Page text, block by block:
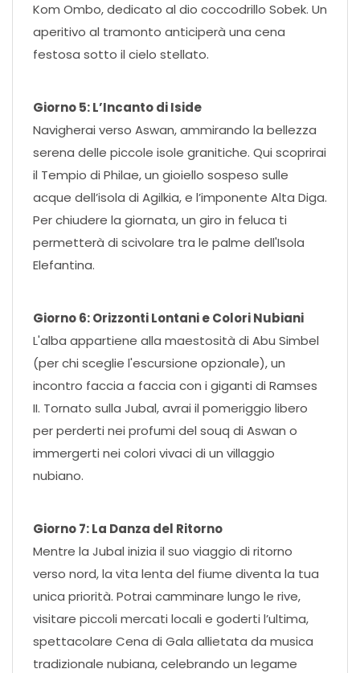
Kom Ombo, dedicato al dio coccodrillo Sobek. Un
aperitivo al tramonto anticiperà una cena
festosa sotto il cielo stellato.
Giorno 5: L’Incanto di Iside
Navigherai verso Aswan, ammirando la bellezza
serena delle piccole isole granitiche. Qui scoprirai
il Tempio di Philae, un gioiello sospeso sulle
acque dell’isola di Agilkia, e l’imponente Alta Diga.
Per chiudere la giornata, un giro in feluca ti
permetterà di scivolare tra le palme dell'Isola
Elefantina.
Giorno 6: Orizzonti Lontani e Colori Nubiani
L'alba appartiene alla maestosità di Abu Simbel
(per chi sceglie l'escursione opzionale), un
incontro faccia a faccia con i giganti di Ramses
II. Tornato sulla Jubal, avrai il pomeriggio libero
per perderti nei profumi del souq di Aswan o
immergerti nei colori vivaci di un villaggio
nubiano.
Giorno 7: La Danza del Ritorno
Mentre la Jubal inizia il suo viaggio di ritorno
verso nord, la vita lenta del fiume diventa la tua
unica priorità. Potrai camminare lungo le rive,
visitare piccoli mercati locali e goderti l’ultima,
spettacolare Cena di Gala allietata da musica
tradizionale nubiana, celebrando un legame